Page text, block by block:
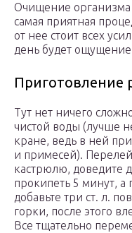
Очищение
самая приятная
от нее стоит всех
день будет ощущение
Приготовление
Тут нет ничего
чистой воды (лучше
кране, ведь в ней
и примесей).
кастрюлю, доведите
прокипеть 5 минут, а
добавьте три ст. л.
горки, после этого
Все тщательно